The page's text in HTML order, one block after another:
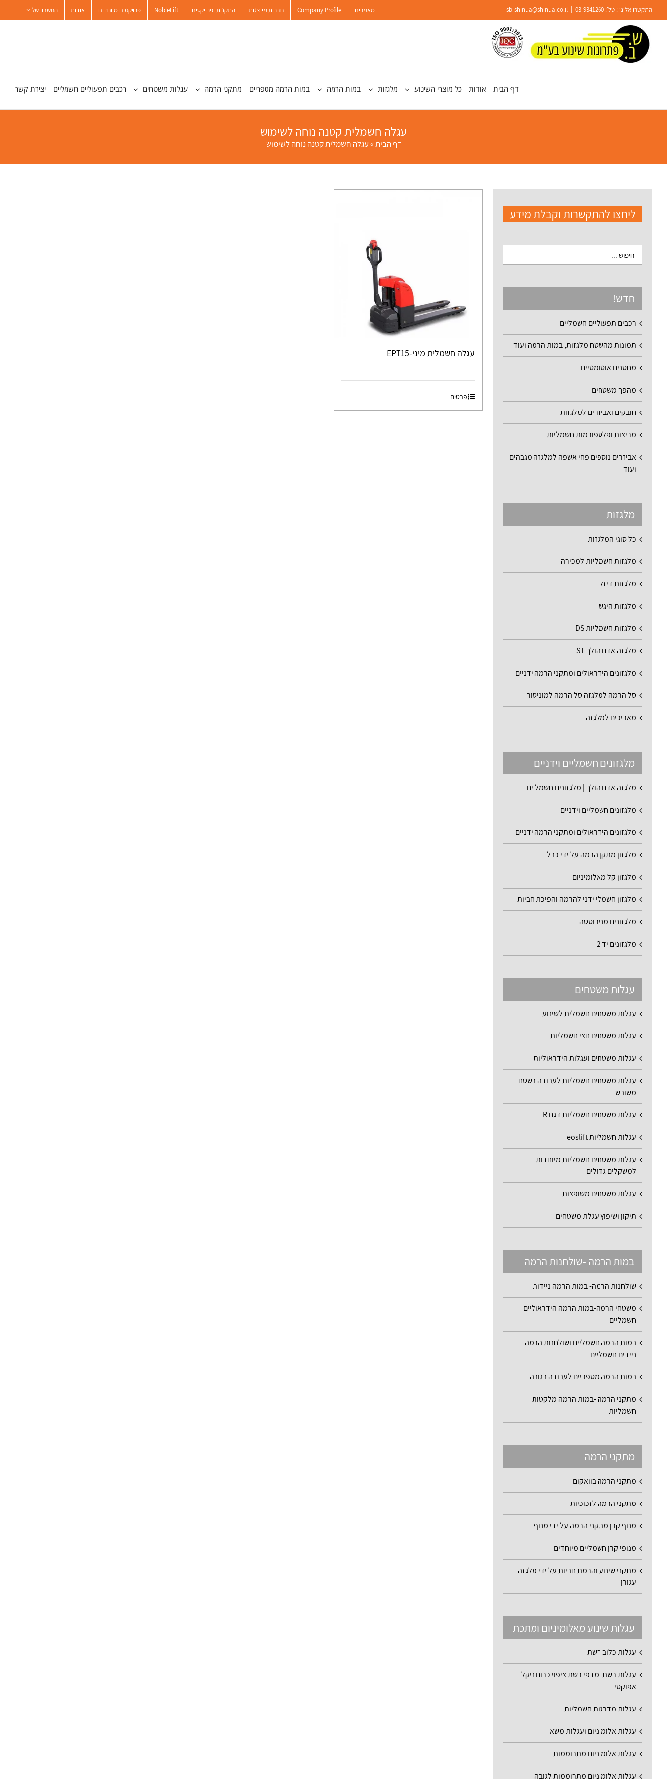
פתח סרגל נגישות
content
התקשרו אלינו : טל': 03-9341260
sb-shinua@shinua.co.il מאמרים Company Profile חברות מיוצגות התקנות ופרויקטים NobleLift פרויקטים מיוחדים אודות החשבון שלי
דף הבית אודות כל מוצרי השינוע מלגזות במות הרמה במות הרמה מספריים מתקני הרמה עגלות משטחים רכבים תפעוליים חשמליים יצירת קשר
עגלה חשמלית קטנה נוחה לשימוש
דף הבית»עגלה חשמלית קטנה נוחה לשימוש
עגלה חשמלית מיני-EPT15
פרטים
ליחצו להתקשרות וקבלת מידע
חדש!
רכבים תפעוליים חשמליים
תמונות מהשטח מלגזות, במות הרמה ועוד
מחסנים אוטומטיים
מהפך משטחים
חובקים ואביזרים למלגזות
מריצות ופלטפורמות חשמליות
אביזרים נוספים פחי אשפה למלגזה מגבהים
ועוד
מלגזות
כל סוגי המלגזות
מלגזות חשמליות למכירה
מלגזות דיזל
מלגזות היגש
מלגזות חשמליות DS
מלגזה אדם הולך ST
מלגזונים הידראולים ומתקני הרמה ידניים
סל הרמה למלגזה סל הרמה למוניטור
מאריכים למלגזה
מלגזונים חשמליים וידניים
מלגזה אדם הולך | מלגזונים חשמליים
מלגזונים חשמליים וידניים
מלגזונים הידראולים ומתקני הרמה ידניים
מלגזון מתקן הרמה על ידי כבל
מלגזון קל מאלומיניום
מלגזון חשמלי ידני להרמה והפיכת חביות
מלגזונים מנירוסטה
מלגזונים יד 2
עגלות משטחים
עגלות משטחים חשמלית לשינוע
עגלות משטחים חצי חשמליות
עגלות משטחים ועגלות הידראוליות
עגלות משטחים חשמליות לעבודה בשטח
משובש
עגלות משטחים חשמליות דגם R
עגלות חשמליות eoslift
עגלות משטחים חשמליות מיוחדות
למשקלים גדולים
עגלות משטחים משופצות
תיקון ושיפוץ עגלת משטחים
במות הרמה -שולחנות הרמה
שולחנות הרמה- במות הרמה ניידות
משטחי הרמה-במות הרמה הידראוליים
חשמליים
במות הרמה חשמליים ושולחנות הרמה
ניידים חשמליים
במות הרמה מספריים לעבודה בגובה
מתקני הרמה -במות הרמה מלקטות
חשמליות
מתקני הרמה
מתקני הרמה בוואקום
מתקני הרמה לזכוכיות
מנוף קרן מתקני הרמה על ידי מנוף
מנופי קרן חשמליים מיוחדים
מתקני שינוע והרמת חביות על ידי מלגזה
עגורן
עגלות שינוע מאלומיניום ומתכת
עגלות כלוב רשת
עגלות רשת ומדפי רשת ציפוי כרום ניקל -
אפוקסי
עגלות מדרגות חשמליות
עגלות אלומיניום ועגלות משא
עגלות אלומיניום מתרוממות
עגלות אלומיניום מתרוממות לגובה